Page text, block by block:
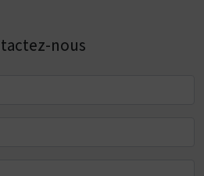
nous